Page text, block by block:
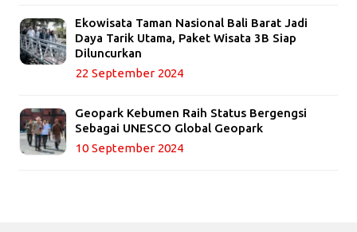
Ekowisata Taman Nasional Bali Barat Jadi
Daya Tarik Utama, Paket Wisata 3B Siap
Diluncurkan
22 September 2024
Geopark Kebumen Raih Status Bergengsi
Sebagai UNESCO Global Geopark
10 September 2024